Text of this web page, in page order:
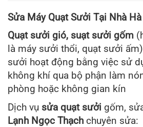
Sửa Máy Quạt Sưởi Tại Nhà
Quạt sưởi gió, suạt sưởi gốm
là máy sưởi thổi, quạt sưởi
sưởi hoạt động bằng việc sử
không khí qua bộ phận làm
phòng hoặc không gian kín
Dịch vụ sửa quạt sưởi gốm,
Lạnh Ngọc Thạch chuyên sửa: